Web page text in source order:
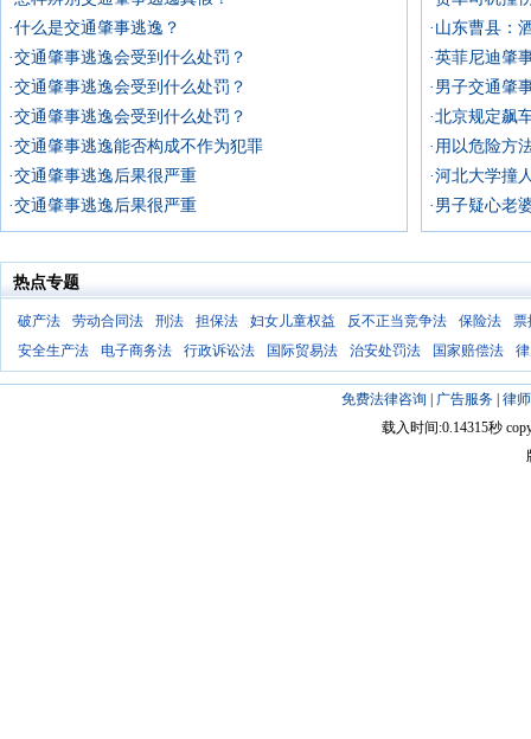
·什么是交通肇事逃逸？
·交通肇事逃逸会受到什么处罚？
·交通肇事逃逸会受到什么处罚？
·交通肇事逃逸会受到什么处罚？
·交通肇事逃逸能否构成不作为犯罪
·交通肇事逃逸后果很严重
·交通肇事逃逸后果很严重
·英菲尼迪肇
·男子交通肇
·北京规定飙
·河北大学撞
·男子疑心老
热点专题
破产法 劳动合同法 刑法 担保法 妇女儿童权益 反不正当竞争法 保险法
票
安全生产法
电子商务法 行政诉讼法 国际贸易法 治安处罚法 国家赔偿法
免费法律咨询 广告服务| 律
载入时间:0.14315秒